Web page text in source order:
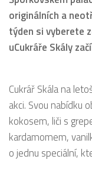
originálních a
týden si vyberete
uCukráře Skály
Cukrář Skála na
akci. Svou nabídku
kokosem, liči s
kardamomem,
o jednu speciální,